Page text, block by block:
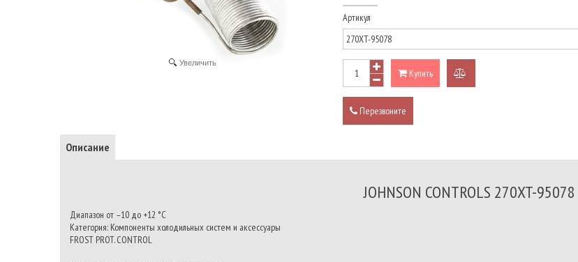
Увеличить
Артикул
Купить
Перезвоните
Описание
JOHNSON CONTROLS 270XT-95078
Диапазон от –10 до +12 °С
Категория: Компоненты холодильных систем и аксессуары
FROST PROT. CONTROL